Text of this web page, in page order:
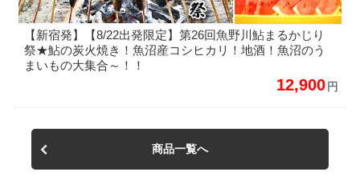
【新宿発】【8/22出発限定】第26回魚野川鮎まるかじり
祭★鮎の炭火焼き！魚沼産コシヒカリ！地酒！魚沼のう
まいもの大集合～！！
12,900円
商品一覧へ